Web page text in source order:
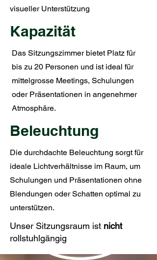
visueller Unterstützung
Kapazität
Das Sitzungszimmer bietet Platz für
bis zu 20 Personen und ist ideal für
mittelgrosse Meetings, Schulungen
oder Präsentationen in angenehmer
Atmosphäre.
Beleuchtung
Die durchdachte Beleuchtung sorgt für
ideale Lichtverhältnisse im Raum, um
Schulungen und Präsentationen ohne
Blendungen oder Schatten optimal zu
unterstützen.
Unser Sitzungsraum ist nicht
rollstuhlgängig